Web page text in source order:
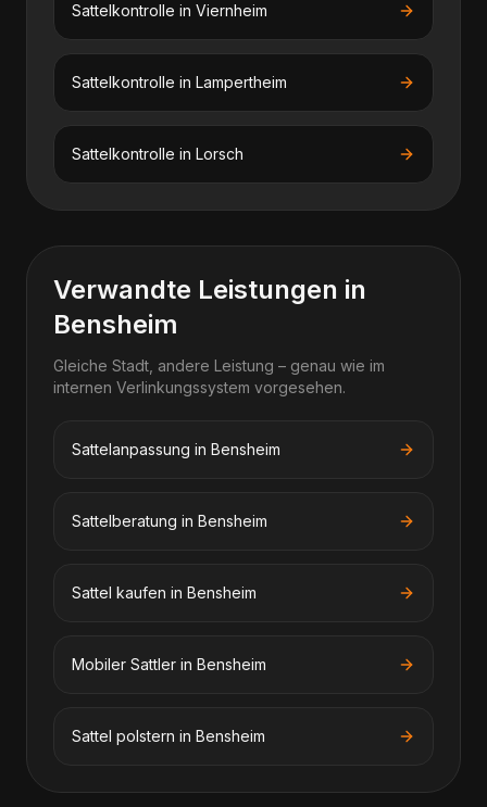
Sattelkontrolle in Viernheim
Sattelkontrolle in Lampertheim
Sattelkontrolle in Lorsch
Verwandte Leistungen in
Bensheim
Gleiche Stadt, andere Leistung – genau wie im
internen Verlinkungssystem vorgesehen.
Sattelanpassung in Bensheim
Sattelberatung in Bensheim
Sattel kaufen in Bensheim
Mobiler Sattler in Bensheim
Sattel polstern in Bensheim